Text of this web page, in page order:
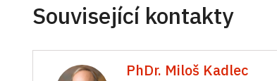
Související kontakty
PhDr. Miloš Kadlec